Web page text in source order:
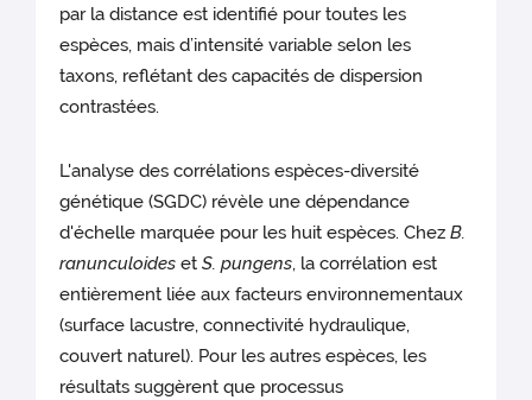
par la distance est identifié pour toutes les
espèces, mais d’intensité variable selon les
taxons, reflétant des capacités de dispersion
contrastées.
L'analyse des corrélations espèces-diversité
génétique (SGDC) révèle une dépendance
d'échelle marquée pour les huit espèces. ChezB.
ranunculoides etS. pungens, la corrélation est
entièrement liée aux facteurs environnementaux
(surface lacustre, connectivité hydraulique,
couvert naturel). Pour les autres espèces, les
résultats suggèrent que processus